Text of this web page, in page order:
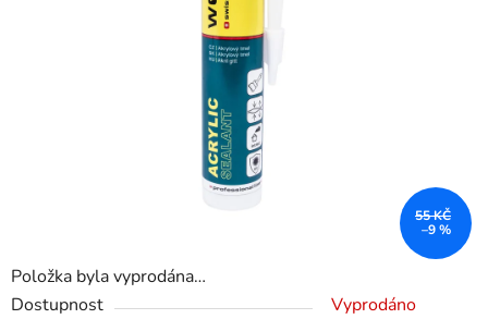
Položka byla vyprodána…
Dostupnost
Vyprodáno
55 KČ
–9 %